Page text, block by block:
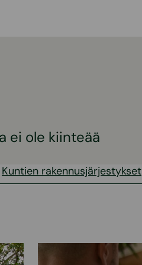
ei ole kiinteää
Kuntien rakennusjärjestykset